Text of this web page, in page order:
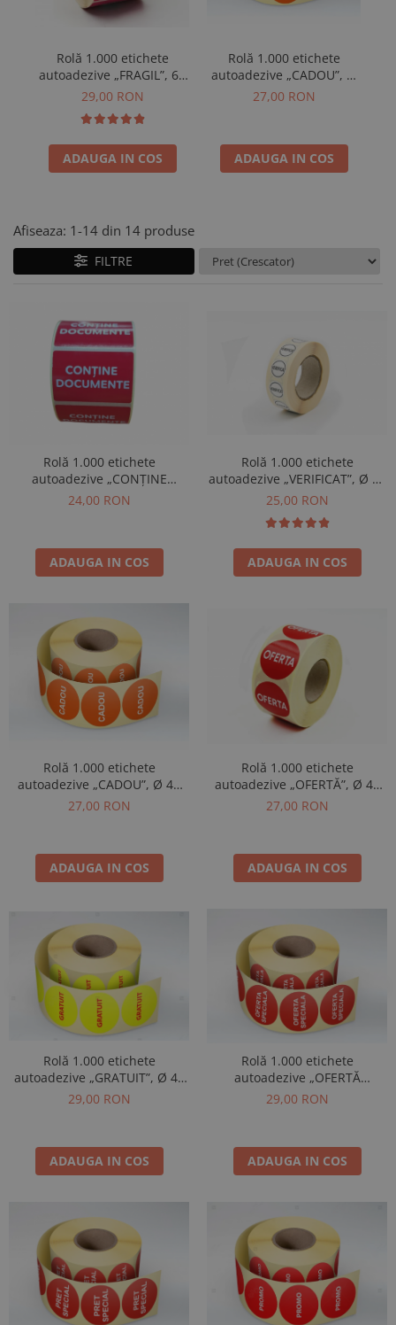
Rolă 1.000 etichete
autoadezive „FRAGIL”, 60
× 40 mm
29,00 RON
ADAUGA IN COS
Rolă 1.000 etichete
autoadezive „CADOU”, Ø
40 mm
27,00 RON
ADAUGA IN COS
Afiseaza: 1-14 din 14 produse
FILTRE
Rolă 1.000 etichete
autoadezive „CONȚINE
DOCUMENTE”, 60 × 40 mm
24,00 RON
ADAUGA IN COS
Rolă 1.000 etichete
autoadezive „VERIFICAT”, Ø 18
mm
25,00 RON
ADAUGA IN COS
Rolă 1.000 etichete
autoadezive „CADOU”, Ø 40
mm
27,00 RON
ADAUGA IN COS
Rolă 1.000 etichete
autoadezive „OFERTĂ”, Ø 40
mm
27,00 RON
ADAUGA IN COS
Rolă 1.000 etichete
autoadezive „GRATUIT”, Ø 40
mm
29,00 RON
ADAUGA IN COS
Rolă 1.000 etichete
autoadezive „OFERTĂ
SPECIALĂ”, Ø 40 mm
29,00 RON
ADAUGA IN COS